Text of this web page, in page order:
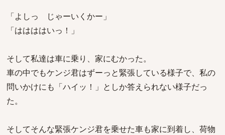
「よしっ じゃーいくかー」
「ははははいっ！」
そして私達は車に乗り、家にむかった。
車の中でもケンジ君はずーっと緊張している様子で、私の
問いかけにも「ハイッ！」としか答えられない様子だっ
た。
そしてそんな緊張ケンジ君を乗せた車も家に到着し、荷物